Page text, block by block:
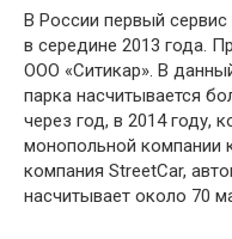
В России первый
в середине 2013 года.
ООО «Ситикар». В
парка насчитывается
через год, в 2014 году,
монопольной компании
компания StreetCar,
насчитывает около 70